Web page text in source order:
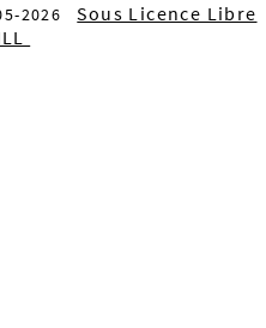
2026Sous Licence Libre